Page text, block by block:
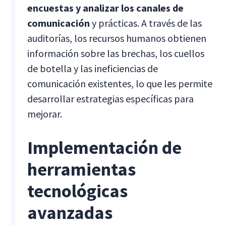
encuestas y analizar los canales de
comunicación y prácticas. A través de las
auditorías, los recursos humanos obtienen
información sobre las brechas, los cuellos
de botella y las ineficiencias de
comunicación existentes, lo que les permite
desarrollar estrategias específicas para
mejorar.
Implementación de
herramientas
tecnológicas
avanzadas